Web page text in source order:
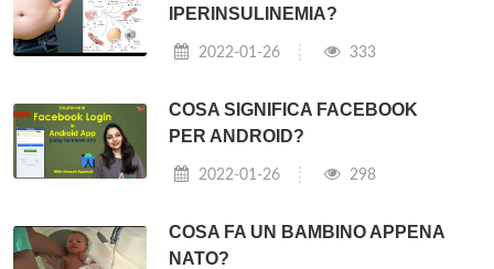
IPERINSULINEMIA?
2022-01-26 333
COSA SIGNIFICA FACEBOOK
PER ANDROID?
2022-01-26 298
COSA FA UN BAMBINO APPENA
NATO?